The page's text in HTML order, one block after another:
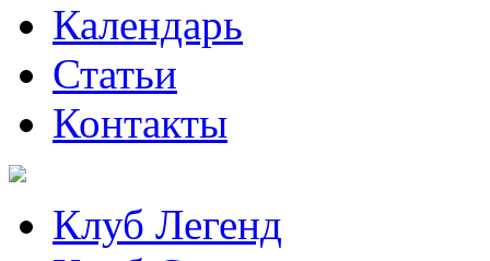
Календарь
Статьи
Контакты
Клуб Легенд